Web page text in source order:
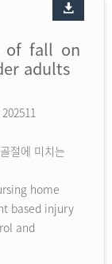
of fall on
adults
절에 미치는
home
based injury
and